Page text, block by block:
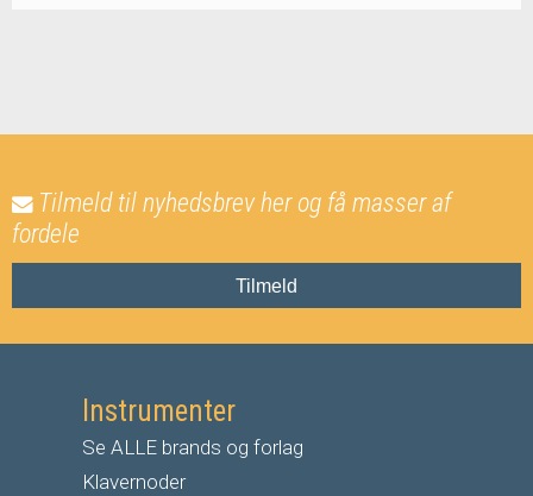
Tilmeld til nyhedsbrev her og få masser af
fordele
Tilmeld
Instrumenter
Se ALLE brands og forlag
Klavernoder